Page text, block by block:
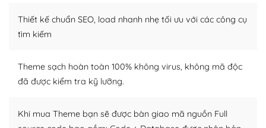
WordPress là nơi lưu trữ cho một diễn đàn cộng đồng
người cuồng tín WordPress.
Nếu bạn gặp khó khăn, bạn có thể lên mạng và tìm
lời, giải đáp vấn đề của bạn.
Thiết kế chuẩn SEO, load nhanh nhẹ tối ưu với các công cụ
tìm kiếm
Theme sạch hoàn toàn 100% không virus, không mã độc
đã được kiểm tra kỹ lưỡng.
Khi mua Theme bạn sẽ được bàn giao mã nguồn Full